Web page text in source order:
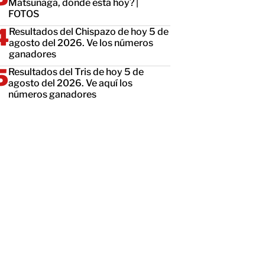
Matsunaga, dónde está hoy? |
FOTOS
Resultados del Chispazo de hoy 5 de
agosto del 2026. Ve los números
ganadores
Resultados del Tris de hoy 5 de
agosto del 2026. Ve aquí los
números ganadores